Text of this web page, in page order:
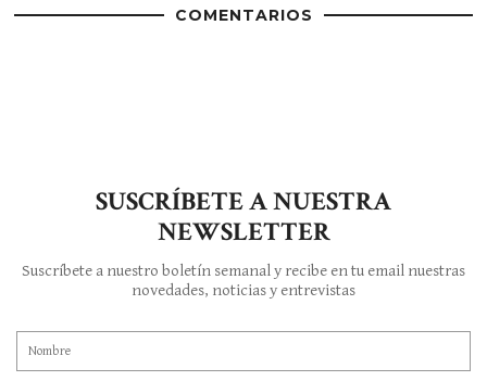
COMENTARIOS
SUSCRÍBETE A NUESTRA
NEWSLETTER
Suscríbete a nuestro boletín semanal y recibe en tu email nuestras
novedades, noticias y entrevistas